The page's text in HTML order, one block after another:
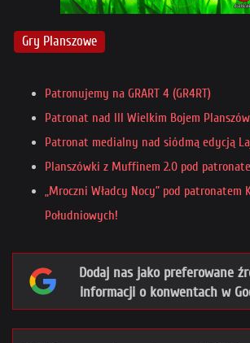
Gry Planszowe
Patronujemy na GRART 4 (GR4RT)
Patronat nad III Wielkim Bojem
Patronat medialny nad siódmą edycją
Planszówki z Muffinem 2.0 pod
„Mroczni Władcy Nocy” pod patronatem
Południowych!
Dodaj nas jako preferowane
informacji o konwentach w